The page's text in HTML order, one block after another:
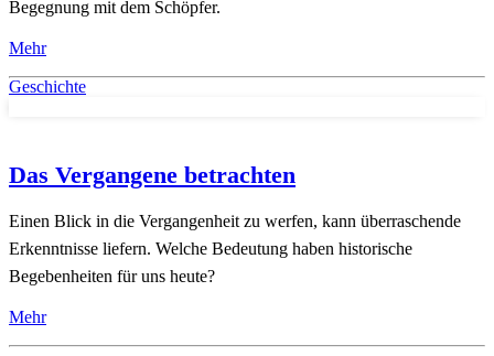
Begegnung mit dem Schöpfer.
Mehr
Geschichte
Das Vergangene betrachten
Einen Blick in die Vergangenheit zu werfen, kann überraschende
Erkenntnisse liefern. Welche Bedeutung haben historische
Begebenheiten für uns heute?
Mehr